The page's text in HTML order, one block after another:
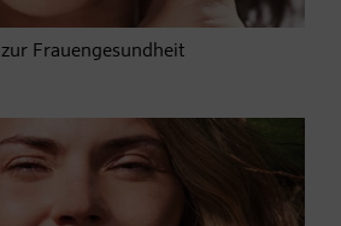
Frauengesundheit